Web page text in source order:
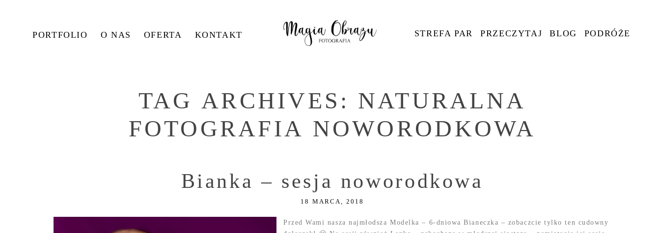
PORTFOLIO O NAS OFERTA KONTAKT STREFA PAR PRZECZYTAJ BLOG PODRÓŻE
TAG ARCHIVES: NATURALNA
FOTOGRAFIA NOWORODKOWA
Bianka – sesja noworodkowa
18 MARCA, 2018
Przed Wami nasza najmłodsza Modelka – 6-dniowa Bianeczka – zobaczcie tylko ten cudowny